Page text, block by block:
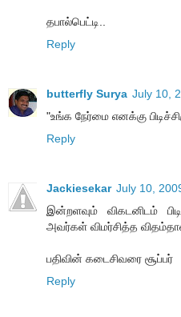
தபால்பெட்டி..
Reply
butterfly Surya July 10,
"உங்க நேர்மை எனக்கு
Reply
Jackiesekar July 10,
இன்றளவும் விகடனிடம்
அவர்கள் விமர்சித்த
பதிவின் கடைசிவரை சூப்பர்
Reply